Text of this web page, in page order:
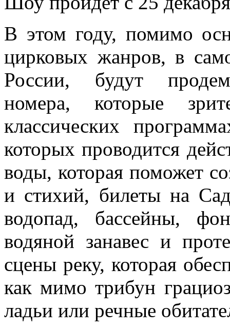
В этом году, помимо
цирковых жанров, в
России, будут
номера, которые
классических
которых проводится
воды, которая поможет
и стихий, билеты на
водопад, бассейны,
водяной занавес и
сцены реку, которая
как мимо трибун
ладьи или речные